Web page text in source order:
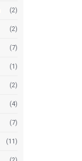
(2)
(2)
(7)
(1)
(2)
(4)
(7)
(11)